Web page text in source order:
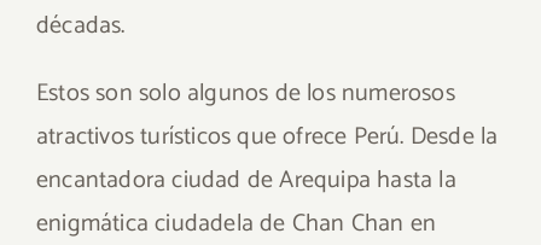
décadas.
Estos son solo algunos de los numerosos
atractivos turísticos que ofrece Perú. Desde la
encantadora ciudad de Arequipa hasta la
enigmática ciudadela de Chan Chan en